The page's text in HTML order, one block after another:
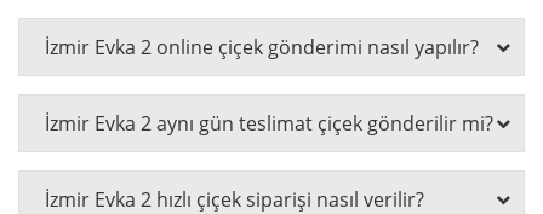
İzmir Evka 2 online çiçek gönderimi nasıl yapılır?
İzmir Evka 2 aynı gün teslimat çiçek gönderilir mi?
İzmir Evka 2 hızlı çiçek siparişi nasıl verilir?